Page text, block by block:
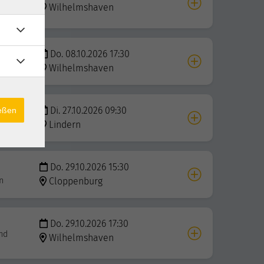
Wilhelmshaven
Do. 08.10.2026 17:30
Wilhelmshaven
Di. 27.10.2026 09:30
Lindern
Do. 29.10.2026 15:30
Cloppenburg
Do. 29.10.2026 17:30
Wilhelmshaven